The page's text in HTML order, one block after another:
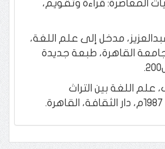
المعاصرة: قراءة وتقويم،
مدخل إلى علم اللغة،
جامعة القاهرة، طبعة جديدة
علم اللغة بين التراث